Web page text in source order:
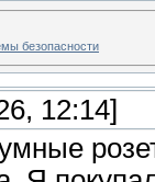
безопасности
12:14]